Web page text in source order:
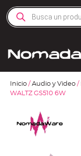
Inicio / Audio y Video /
WALTZ GS510 6W